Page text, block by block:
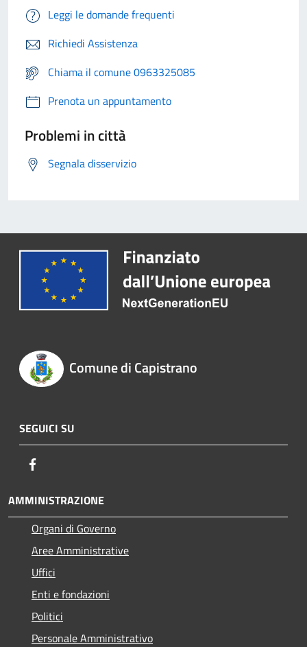
Leggi le domande frequenti
Richiedi Assistenza
Chiama il comune 0963325085
Prenota un appuntamento
Problemi in città
Segnala disservizio
Comune di Capistrano
SEGUICI SU
AMMINISTRAZIONE
Organi di Governo
Aree Amministrative
Uffici
Enti e fondazioni
Politici
Personale Amministrativo